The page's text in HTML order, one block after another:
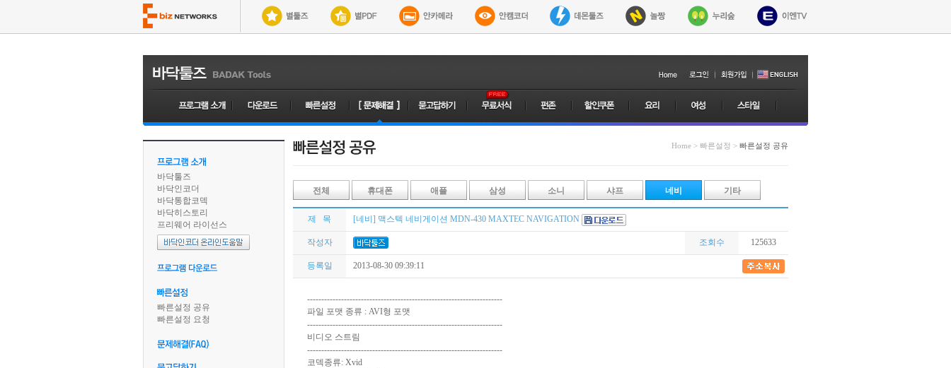
바닥툴즈
바닥인코더
바닥통합코덱
바닥히스토리
프리웨어 라이선스
빠른설정 공유
빠른설정 요청
Home > 빠른설정 > 빠른설정 공유
전체 휴대폰 애플 삼성 소니 샤프 네비 기타
제 목 [네비] 맥스텍 네비게이션 MDN-430 MAXTEC NAVIGATION
작성자 조회수 125633
등록일 2013-08-30 09:39:11
---------------------------------------------------------------------
파일 포맷 종류 : AVI형 포맷
---------------------------------------------------------------------
비디오 스트림
---------------------------------------------------------------------
코덱종류: Xvid